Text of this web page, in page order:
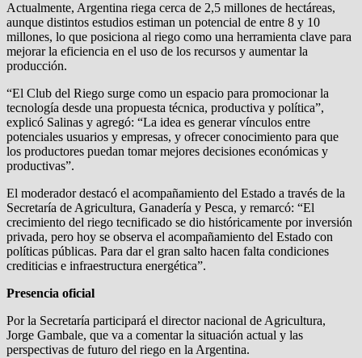
Actualmente, Argentina riega cerca de 2,5 millones de hectáreas,
aunque distintos estudios estiman un potencial de entre 8 y 10
millones, lo que posiciona al riego como una herramienta clave para
mejorar la eficiencia en el uso de los recursos y aumentar la
producción.
“El Club del Riego surge como un espacio para promocionar la
tecnología desde una propuesta técnica, productiva y política”,
explicó Salinas y agregó: “La idea es generar vínculos entre
potenciales usuarios y empresas, y ofrecer conocimiento para que
los productores puedan tomar mejores decisiones económicas y
productivas”.
El moderador destacó el acompañamiento del Estado a través de la
Secretaría de Agricultura, Ganadería y Pesca, y remarcó: “El
crecimiento del riego tecnificado se dio históricamente por inversión
privada, pero hoy se observa el acompañamiento del Estado con
políticas públicas. Para dar el gran salto hacen falta condiciones
crediticias e infraestructura energética”.
Presencia oficial
Por la Secretaría participará el director nacional de Agricultura,
Jorge Gambale, que va a comentar la situación actual y las
perspectivas de futuro del riego en la Argentina.